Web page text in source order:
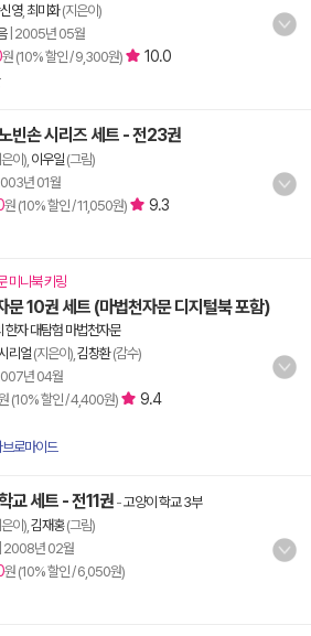
영, 최미화(지은이)
| 2005년 05월
원 (10% 할인 / 9,300원)
10.0
빈손 시리즈 세트 - 전23권
이), 이우일 (그림)
년 01월
원 (10% 할인 / 11,050원)
9.3
미니북 키링
문 10권 세트 (마법천자문 디지털북 포함)
한자 대탐험 마법천자문
리얼 (지은이), 김창환(감수)
년 04월
(10% 할인 / 4,400원)
9.4
브로마이드
교 세트 - 전11권 -고양이 학교 3부
이), 김재홍(그림)
2008년 02월
원 (10% 할인 / 6,050원)